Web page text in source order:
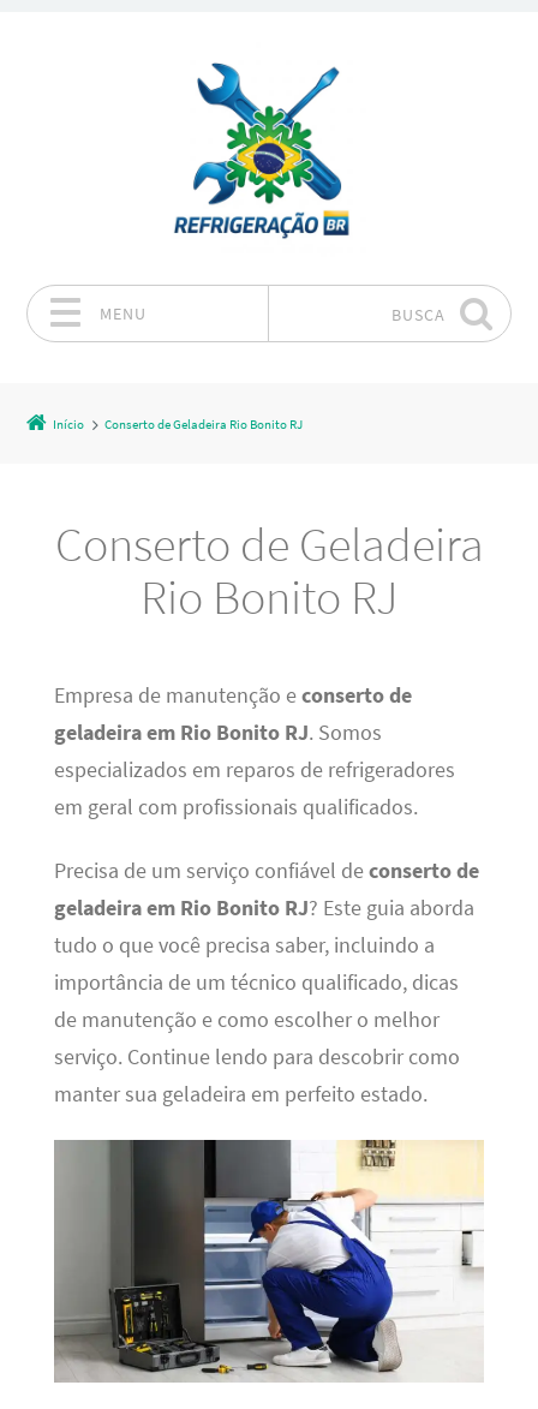
MENU BUSCA
Início Conserto de Geladeira Rio Bonito RJ
Conserto de Geladeira
Rio Bonito RJ
Empresa de manutenção econserto de
geladeira em Rio Bonito RJ. Somos
especializados em reparos de refrigeradores
em geral com profissionais qualificados.
Precisa de um serviço confiável deconserto de
geladeira em Rio Bonito RJ? Este guia aborda
tudo o que você precisa saber, incluindo a
importância de um técnico qualificado, dicas
de manutenção e como escolher o melhor
serviço. Continue lendo para descobrir como
manter sua geladeira em perfeito estado.